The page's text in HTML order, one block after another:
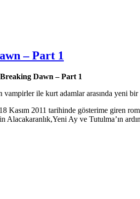
– Part 1
Dawn – Part 1
ile kurt adamlar arasında yeni
Kasım 2011 tarihinde gösterime giren
Alacakaranlık,Yeni Ay ve Tutulma’ın